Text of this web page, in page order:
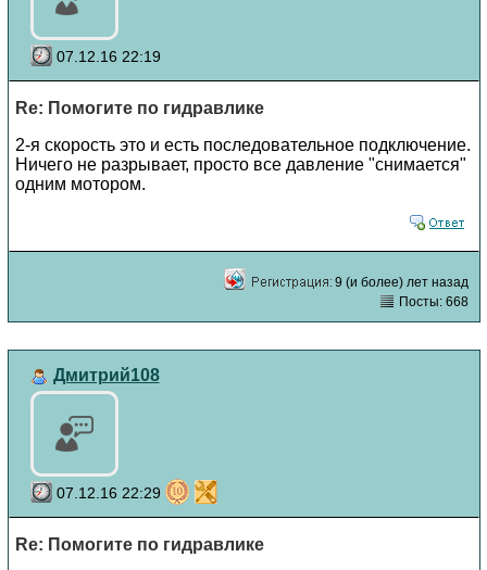
07.12.16 22:19
Re: Помогите по гидравлике
2-я скорость это и есть последовательное подключение.
Ничего не разрывает, просто все давление "снимается"
одним мотором.
9 (и более) лет назад
Посты: 668
Дмитрий108
07.12.16 22:29
Re: Помогите по гидравлике